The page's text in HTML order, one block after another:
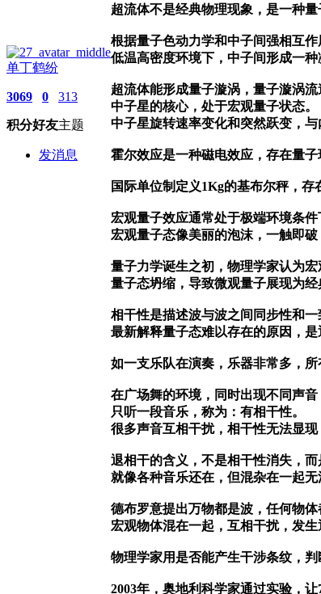
单丁鹤纷
3069
积分
0
好友
313
主题
发消息
超流体不是经典物理现象，是一种量
根据量子色动力学和中子间强相互作
低温高密度环境下，中子间形成一
超流体能形成量子漩涡，量子漩涡流
中子星的核心，处于宏观量子状态。
中子星旋转速率变化和突然跃变，与
霍尔效应是一种磁电效应，存在量子
国际单位制定义1Kg的基布尔秤，存
宏观量子效应通常处于极端环境条
宏观量子态像美丽的泡沫，一触即破
量子力学诞生之初，物理学家认为
量子态坍缩，导致微观量子展现为经
相干性是描述波与波之间同步性和一
最新解释量子态难以存在的原因，是
如一支乐队在演奏，乐器非常多，
在广场舞的环境，同时出现不同声音
只听一段音乐，称为：有相干性。
很多声音互相干扰，相干性无法显现
退相干的含义，不是相干性消失，
就像各种音乐还在，但混杂在一起无
德布罗意提出万物都是波，任何物体
宏观物体混在一起，互相干扰，发生
物理学家用是否能产生干涉条纹，判
2003年，奥地利科学家通过实验，